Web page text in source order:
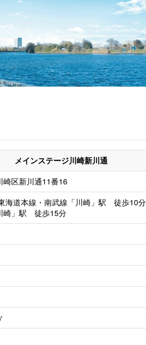
メインステージ川崎新川通
崎区新川通11番16
海道本線・南武線「川崎」駅 徒歩10分
崎」駅 徒歩15分